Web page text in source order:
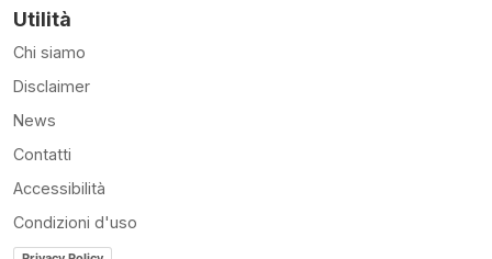
Utilità
Chi siamo
Disclaimer
News
Contatti
Accessibilità
Condizioni d'uso